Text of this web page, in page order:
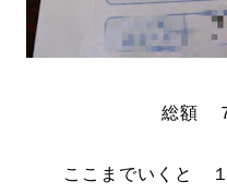
総額
ここまでいくと